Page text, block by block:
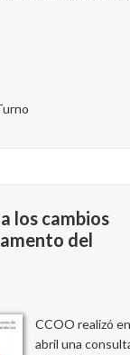
los cambios
del
CCOO realizó en
abril una